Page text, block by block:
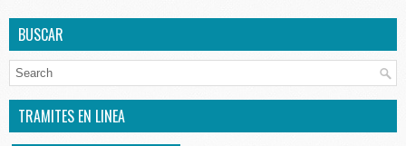
BUSCAR
TRAMITES EN LINEA